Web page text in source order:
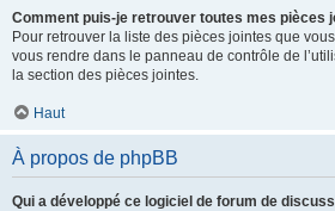
Comment puis-je retrouver toutes mes pièces
Pour retrouver la liste des pièces jointes que
vous rendre dans le panneau de contrôle de
la section des pièces jointes.
Haut
À propos de phpBB
Qui a développé ce logiciel de forum de